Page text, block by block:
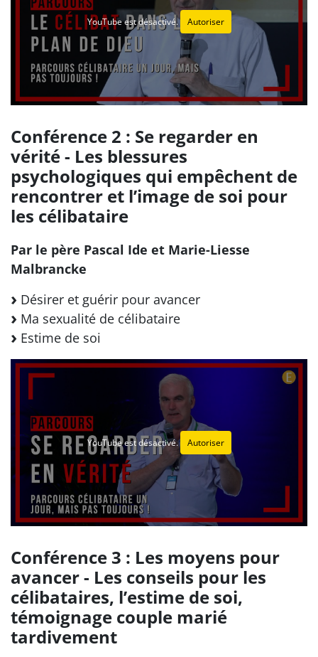
YouTube est désactivé. Autoriser
Conférence 2 : Se regarder en
vérité - Les blessures
psychologiques qui empêchent de
rencontrer et l’image de soi pour
les célibataire
Par le père Pascal Ide et Marie-Liesse
Malbrancke
Désirer et guérir pour avancer
Ma sexualité de célibataire
Estime de soi
YouTube est désactivé. Autoriser
Conférence 3 : Les moyens pour
avancer - Les conseils pour les
célibataires, l’estime de soi,
témoignage couple marié
tardivement